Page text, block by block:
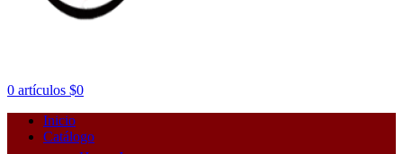
0 artículos $0
Inicio
Catálogo